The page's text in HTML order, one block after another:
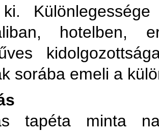
hotelben,
sorába emeli a
tapéta minta